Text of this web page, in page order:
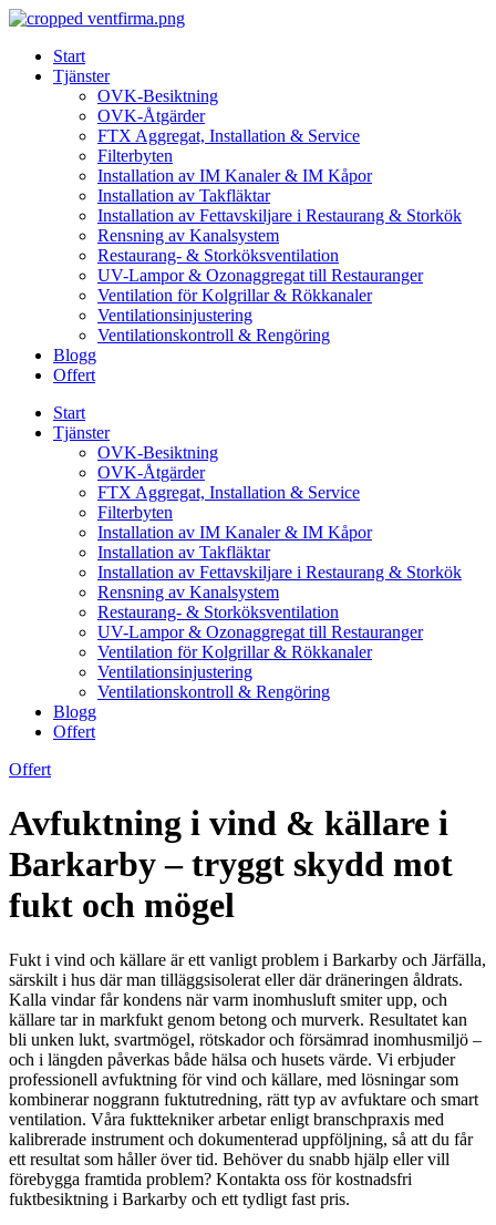
Skip
contentStart
Tjänster
OVK-Besiktning
OVK-Åtgärder
FTX Aggregat, Installation & Service
Filterbyten
Installation av IM Kanaler & IM Kåpor
Installation av Takfläktar
Installation av Fettavskiljare i Restaurang & Storkök
Rensning av Kanalsystem
Restaurang- & Storköksventilation
UV-Lampor & Ozonaggregat till Restauranger
Ventilation för Kolgrillar & Rökkanaler
Ventilationsinjustering
Ventilationskontroll & Rengöring
Blogg
Offert
Start
Tjänster
OVK-Besiktning
OVK-Åtgärder
FTX Aggregat, Installation & Service
Filterbyten
Installation av IM Kanaler & IM Kåpor
Installation av Takfläktar
Installation av Fettavskiljare i Restaurang & Storkök
Rensning av Kanalsystem
Restaurang- & Storköksventilation
UV-Lampor & Ozonaggregat till Restauranger
Ventilation för Kolgrillar & Rökkanaler
Ventilationsinjustering
Ventilationskontroll & Rengöring
Blogg
Offert
Offert
Avfuktning i vind & källare i
Barkarby – tryggt skydd mot
fukt och mögel
Fukt i vind och källare är ett vanligt problem i Barkarby och Järfälla,
särskilt i hus där man tilläggsisolerat eller där dräneringen åldrats.
Kalla vindar får kondens när varm inomhusluft smiter upp, och
källare tar in markfukt genom betong och murverk. Resultatet kan
bli unken lukt, svartmögel, rötskador och försämrad inomhusmiljö –
och i längden påverkas både hälsa och husets värde. Vi erbjuder
professionell avfuktning för vind och källare, med lösningar som
kombinerar noggrann fuktutredning, rätt typ av avfuktare och smart
ventilation. Våra fukttekniker arbetar enligt branschpraxis med
kalibrerade instrument och dokumenterad uppföljning, så att du får
ett resultat som håller över tid. Behöver du snabb hjälp eller vill
förebygga framtida problem? Kontakta oss för kostnadsfri
fuktbesiktning i Barkarby och ett tydligt fast pris.